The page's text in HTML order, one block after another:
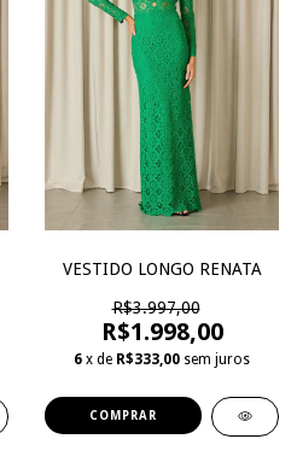
VESTIDO LONGO RENATA
R$3.997,00
R$1.998,00
6 x de R$333,00 sem juros
COMPRAR